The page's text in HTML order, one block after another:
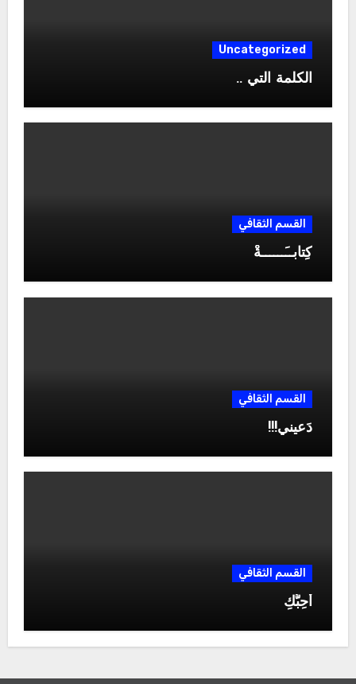
Uncategorized
الكلمة التي ..
القسم الثقافي
كِتابــَــــــةْ
القسم الثقافي
دَعيني!!!
القسم الثقافي
أُحِبُّكِ